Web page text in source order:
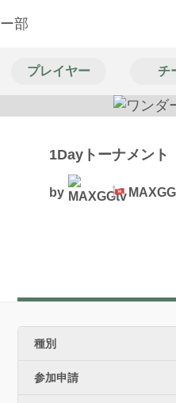
プレイヤー チ
1Dayトーナメン
by
種別
参加申請